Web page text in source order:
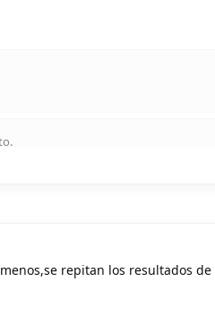
.
repitan los resultados